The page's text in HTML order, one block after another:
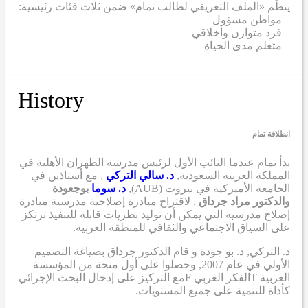
ينظَّم «الملف التعريفي لطالب تمام» ضمن ثلاث فئات رئيسية:
– مواطن مسؤول
– فرد متوازن وأخلاقي
– متعلم مدى الحياة
History
انطلاقة تمام
بدأ تمام عندماالنائب الأول لرئيس مدرسة الظهران الأهلية في
المملكة العربية السعودية,د. سالي التركي , مع أستاذين في
الجامعة الأميركية في بيروت (AUB),
د. سومابوجعودة
والدكتور مراد جرداق , لاقتراح مبادرة إصلاحية مدرسيةمبادرة
إصلاح مدرسيةالتييمكن أنتوليد نظريات قابلة للتنفيذ ترتكز
على السياق الاجتماعي والثقافي للمنطقة العربية.
د. التركي ,د. بو جودةوقام الدكتور جرداق بصياغة التصميم
الأولي في عام 2007,
وحصلوا على أول منحة من المؤسسة
العربيةTالفكر العربيFمع التركيز على إدخال البحث الإجرائي
كأداة للتنمية على جميع المستويات.